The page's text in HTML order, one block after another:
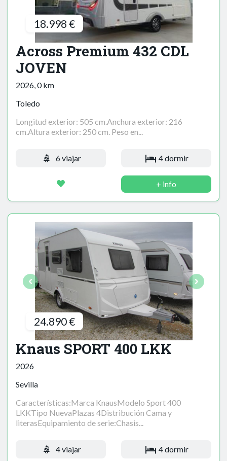
18.998 €
Across Premium 432 CDL
JOVEN
2026, 0 km
Toledo
Longitud exterior: 505 cm.Anchura exterior: 216
cm.Altura exterior: 250 cm. Peso en...
6 viajar 4 dormir
+ info
24.890 €
Knaus SPORT 400 LKK
2026
Sevilla
Características:Marca KnausModelo Sport 400
LKKTipo NuevaPlazas 4Distribución Cama y
literasEquipamiento de serie:Chasis...
4 viajar 4 dormir